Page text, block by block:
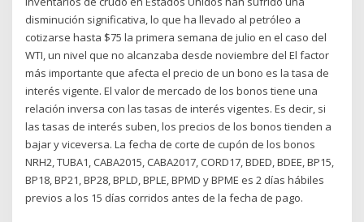
disminución significativa, lo que ha llevado al petróleo a
cotizarse hasta $75 la primera semana de julio en el caso del
WTI, un nivel que no alcanzaba desde noviembre del El factor
más importante que afecta el precio de un bono es la tasa de
interés vigente. El valor de mercado de los bonos tiene una
relación inversa con las tasas de interés vigentes. Es decir, si
las tasas de interés suben, los precios de los bonos tienden a
bajar y viceversa. La fecha de corte de cupón de los bonos
NRH2, TUBA1, CABA2015, CABA2017, CORD17, BDED, BDEE, BP15,
BP18, BP21, BP28, BPLD, BPLE, BPMD y BPME es 2 dí­as hábiles
previos a los 15 días corridos antes de la fecha de pago.